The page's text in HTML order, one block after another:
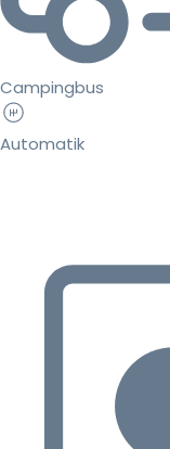
Campingbus
Automatik